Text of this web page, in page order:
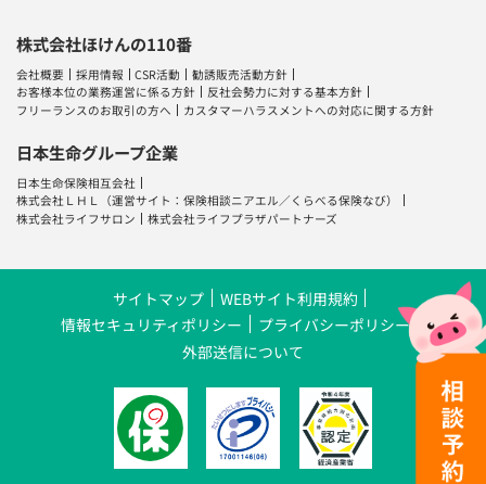
株式会社ほけんの110番
会社概要 採用情報 CSR活動
勧誘販売活動方針
お客様本位の業務運営に係る方針
反社会勢力に対する基本方針
フリーランスのお取引の方へ
カスタマーハラスメントへの対応に関する方針
日本生命グループ企業
日本生命保険相互会社
株式会社ＬＨＬ （運営サイト：保険相談ニアエル／ くらべる保険なび）
株式会社ライフサロン
株式会社ライフプラザパートナーズ
サイトマップ
WEBサイト利用規約
情報セキュリティポリシー
プライバシーポリシー
外部送信について